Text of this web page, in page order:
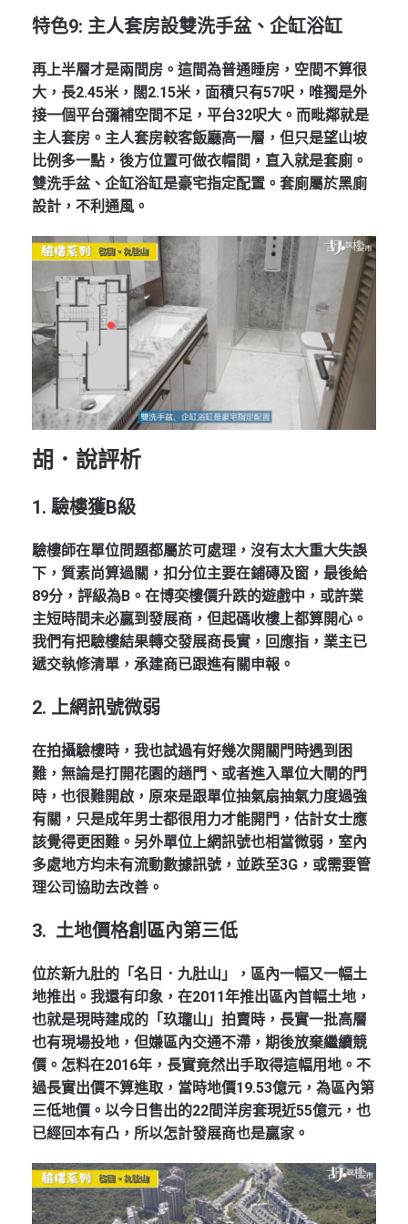
特色9: 主人套房設雙洗手盆、企缸浴缸
再上半層才是兩間房。這間為普通睡房，空間不算很
大，長2.45米，闊2.15米，面積只有57呎，唯獨是外
接一個平台彌補空間不足，平台32呎大。而毗鄰就是
主人套房。主人套房較客飯廳高一層，但只是望山坡
比例多一點，後方位置可做衣帽間，直入就是套廁。
雙洗手盆、企缸浴缸是豪宅指定配置。套廁屬於黑廁
設計，不利通風。
胡．說評析
1. 驗樓獲B級
驗樓師在單位問題都屬於可處理，沒有太大重大失誤
下，質素尚算過關，扣分位主要在鋪磚及窗，最後給
89分，評級為B。在博奕樓價升跌的遊戲中，或許業
主短時間未必贏到發展商，但起碼收樓上都算開心。
我們有把驗樓結果轉交發展商長實，回應指，業主已
遞交執修清單，承建商已跟進有關申報。
2. 上網訊號微弱
在拍攝驗樓時，我也試過有好幾次開關門時遇到困
難，無論是打開花園的趟門、或者進入單位大閘的門
時，也很難開啟，原來是跟單位抽氣扇抽氣力度過強
有關，只是成年男士都很用力才能開門，估計女士應
該覺得更困難。另外單位上網訊號也相當微弱，室內
多處地方均未有流動數據訊號，並跌至3G，或需要管
理公司協助去改善。
3. 土地價格創區內第三低
位於新九肚的「名日．九肚山」，區內一幅又一幅土
地推出。我還有印象，在2011年推出區內首幅土地，
也就是現時建成的「玖瓏山」拍賣時，長實一批高層
也有現場投地，但嫌區內交通不滯，期後放棄繼續競
價。怎料在2016年，長實竟然出手取得這幅用地。不
過長實出價不算進取，當時地價19.53億元，為區內第
三低地價。以今日售出的22間洋房套現近55億元，也
已經回本有凸，所以怎計發展商也是贏家。